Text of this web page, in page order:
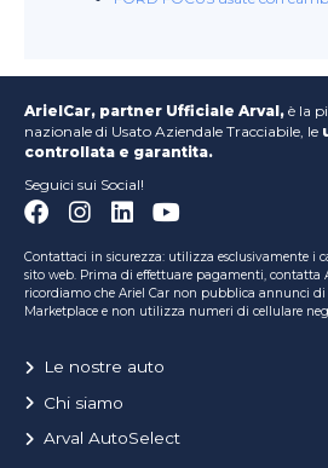
ArielCar, partner Ufficiale Arval, è la
nazionale di Usato Aziendale Tracciabile, le
controllata e garantita.
Seguici sui Social!
Contattaci in sicurezza: utilizza esclusivamente i
sito web. Prima di effettuare pagamenti, contatta
ricordiamo che Ariel Car non pubblica annunci di
Marketplace e non utilizza numeri di cellulare
Le nostre auto
Chi siamo
Arval AutoSelect